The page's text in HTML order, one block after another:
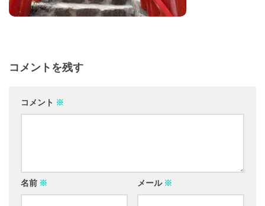
コメントを残す
コメント ※
名前 ※ メール ※